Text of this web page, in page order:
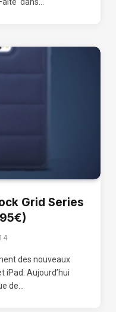
Grid Series
des nouveaux
iPad. Aujourd’hui
de…